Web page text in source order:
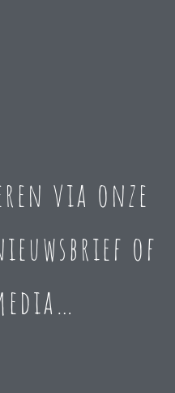
via onze
of